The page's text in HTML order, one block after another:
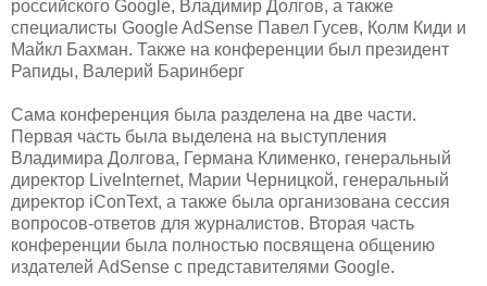
российского Google, Владимир Долгов, а также
специалисты Google AdSense Павел Гусев, Колм Киди и
Майкл Бахман. Также на конференции был президент
Рапиды, Валерий Баринберг
Сама конференция была разделена на две части.
Первая часть была выделена на выступления
Владимира Долгова, Германа Клименко, генеральный
директор LiveInternet, Марии Черницкой, генеральный
директор iConText, а также была организована сессия
вопросов-ответов для журналистов. Вторая часть
конференции была полностью посвящена общению
издателей AdSense с представителями Google.